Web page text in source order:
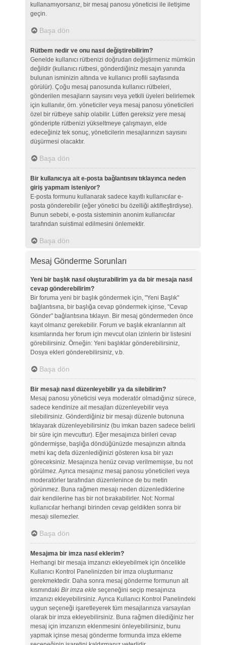
kullanamıyorsanız, bir mesaj panosu yöneticisi ile iletişime
geçin.
Başa dön
Rütbem nedir ve onu nasıl değiştirebilirim?
Genelde kullanıcı rütbenizi doğrudan değiştirmeniz mümkün
değildir (kullanıcı rütbesi, gönderdiğiniz mesajın yanında
bulunan isminizin altında ve kullanıcı profili sayfasında
görülür). Çoğu mesaj panosunda kullanıcı rütbeleri,
gönderilen mesajların sayısını veya yetkili üyeleri belirlemek
için kullanılır, örn. yöneticiler veya mesaj panosu yöneticileri
özel bir rütbeye sahip olabilir. Lütfen gereksiz yere mesaj
gönderipte rütbenizi yükseltmeye çalışmayın, elde
edeceğiniz tek sonuç, yöneticilerin mesajlarınızın sayısını
düşürmesi olacaktır.
Başa dön
Bir kullanıcıya ait e-posta bağlantısını tıklayınca neden
giriş yapmam isteniyor?
E-posta formunu kullanarak sadece kayıtlı kullanıcılar e-
posta gönderebilir (eğer yönetici bu özelliği aktifleştirdiyse).
Bunun sebebi, e-posta sisteminin anonim kullanıcılar
tarafından suistimal edilmesini önlemektir.
Başa dön
Mesaj Gönderme Sorunları
Yeni bir başlık nasıl oluşturabilirim ya da bir mesaja nasıl
cevap gönderebilirim?
Bir foruma yeni bir başlık göndermek için, "Yeni Başlık"
bağlantısına, bir başlığa cevap göndermek içinse, "Cevap
Gönder" bağlantısına tıklayın. Bir mesaj göndermeden önce
kayıt olmanız gerekebilir. Forum ve başlık ekranlarının alt
kısımlarında her forum için mevcut olan izinlerin bir listesini
görebilirsiniz. Örneğin: Yeni başlıklar gönderebilirsiniz,
Dosya ekleri gönderebilirsiniz, v.b.
Başa dön
Bir mesajı nasıl düzenleyebilir ya da silebilirim?
Mesaj panosu yöneticisi veya moderatör olmadığınız sürece,
sadece kendinize ait mesajları düzenleyebilir veya
silebilirsiniz. Gönderdiğiniz bir mesajı düzenle butonuna
tıklayarak düzenleyebilirsiniz (bu imkan bazen sadece belirli
bir süre için mevcuttur). Eğer mesajınıza birileri cevap
göndermişse, başlığa döndüğünüzde mesajınızın altında
metni kaç defa düzenlediğinizi gösteren kısa bir yazı
göreceksiniz. Mesajınıza henüz cevap verilmemişse, bu not
görülmez. Ayrıca mesajınız mesaj panosu yöneticileri veya
moderatörler tarafından düzenlenince de bu metin
görünmez. Buna rağmen mesajı neden düzenlediklerine
dair kendilerine has bir not bırakabilirler. Not: Normal
kullanıcılar herhangi birinden cevap geldikten sonra bir
mesajı silemezler.
Başa dön
Mesajıma bir imza nasıl eklerim?
Herhangi bir mesaja imzanızı ekleyebilmek için öncelikle
Kullanıcı Kontrol Panelinizden bir imza oluşturmanız
gerekmektedir. Daha sonra mesaj gönderme formunun alt
kısmındaki Bir imza ekleseçeneğini seçip mesajınıza
imzanızı ekleyebilirsiniz. Ayrıca Kullanıcı Kontrol Panelindeki
uygun seçeneği işaretleyerek tüm mesajlarınıza varsayılan
olarak bir imza ekleyebilirsiniz. Buna rağmen dilediğiniz her
mesaj için imzanızın eklenmesini önleyebilirsiniz, bunu
yapmak içinse mesaj gönderme formunda imza ekleme